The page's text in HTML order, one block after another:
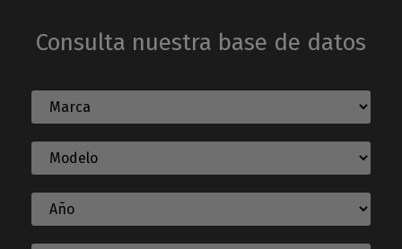
Consulta nuestra base de datos